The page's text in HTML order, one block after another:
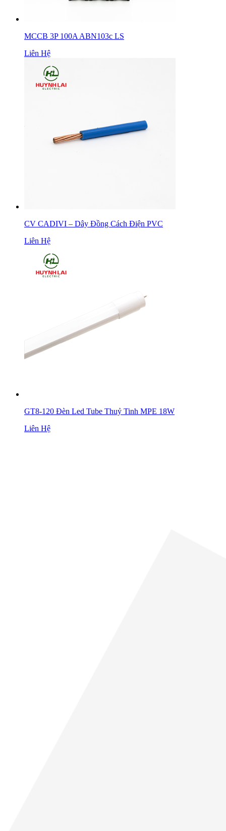
MCCB 3P 100A ABN103c LS
Liên Hệ
CV CADIVI – Dây Đồng Cách Điện PVC
Liên Hệ
GT8-120 Đèn Led Tube Thuỷ Tinh MPE 18W
Liên Hệ